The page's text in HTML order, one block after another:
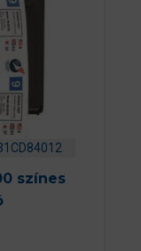
színes